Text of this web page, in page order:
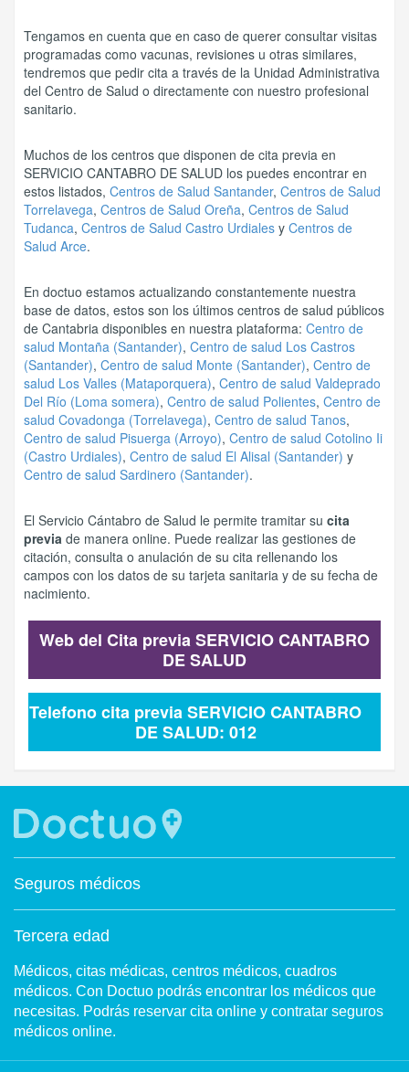
Tengamos en cuenta que en caso de querer consultar visitas
programadas como vacunas, revisiones u otras similares,
tendremos que pedir cita a través de la Unidad Administrativa
del Centro de Salud o directamente con nuestro profesional
sanitario.
Muchos de los centros que disponen de cita previa en
SERVICIO CANTABRO DE SALUD los puedes encontrar en
estos listados, Centros de Salud Santander, Centros de Salud
Torrelavega, Centros de Salud Oreña, Centros de Salud
Tudanca, Centros de Salud Castro Urdiales y Centros de
Salud Arce.
En doctuo estamos actualizando constantemente nuestra
base de datos, estos son los últimos centros de salud públicos
de Cantabria disponibles en nuestra plataforma: Centro de
salud Montaña (Santander), Centro de salud Los Castros
(Santander), Centro de salud Monte (Santander), Centro de
salud Los Valles (Mataporquera), Centro de salud Valdeprado
Del Río (Loma somera), Centro de salud Polientes, Centro de
salud Covadonga (Torrelavega), Centro de salud Tanos,
Centro de salud Pisuerga (Arroyo), Centro de salud Cotolino Ii
(Castro Urdiales), Centro de salud El Alisal (Santander) y
Centro de salud Sardinero (Santander).
El Servicio Cántabro de Salud le permite tramitar su cita
previa de manera online. Puede realizar las gestiones de
citación, consulta o anulación de su cita rellenando los
campos con los datos de su tarjeta sanitaria y de su fecha de
nacimiento.
Web del Cita previa SERVICIO CANTABRO
DE SALUD
Telefono cita previa SERVICIO CANTABRO
DE SALUD: 012
Seguros médicos
Tercera edad
Médicos, citas médicas, centros médicos, cuadros
médicos. Con Doctuo podrás encontrar los médicos que
necesitas. Podrás reservar cita online y contratar seguros
médicos online.